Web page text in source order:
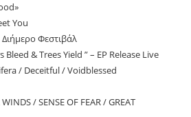
You
Φεστιβάλ
Bleed & Trees Yield ” – EP Release Live
/ Deceitful / Voidblessed
/ SENSE OF FEAR / GREAT